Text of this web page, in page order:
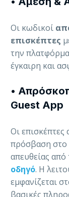
Οι κωδικοί
επισκέπτες
την
έγκαιρη και
•
Guest App
Οι
πρόσβαση στο
απευθείας από
οδηγό. Η
εμφανίζεται
βασικές